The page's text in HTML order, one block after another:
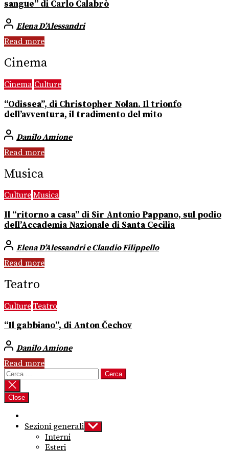
sangue” di Carlo Calabrò
Elena D’Alessandri
Read more
Cinema
Cinema Culture
“Odissea”, di Christopher Nolan. Il trionfo
dell’avventura, il tradimento del mito
Danilo Amione
Read more
Musica
Culture Musica
Il “ritorno a casa” di Sir Antonio Pappano, sul podio
dell’Accademia Nazionale di Santa Cecilia
Elena D’Alessandri e Claudio Filippello
Read more
Teatro
Culture Teatro
“Il gabbiano”, di Anton Čechov
Danilo Amione
Read more
Ricerca
per:
Close
Sezioni generali Show
sub
Interni
Esteri